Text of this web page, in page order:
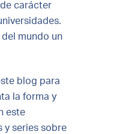
carácter
del mundo un
blog para
la forma y
este
y series sobre